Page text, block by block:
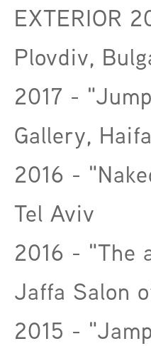
EXTERIOR
Plovdiv,
2017 -
Gallery, Haifa
2016 -
Tel Aviv
2016 - "The
Jaffa Salon
2015 -